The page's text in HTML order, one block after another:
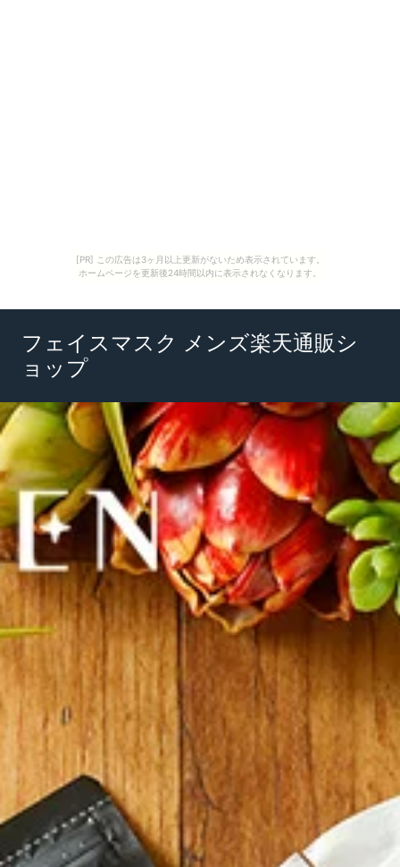
[PR] この広告は3ヶ月以上更新がないため表示されています。
ホームページを更新後24時間以内に表示されなくなります。
フェイスマスク メンズ楽天通販シ
ョップ